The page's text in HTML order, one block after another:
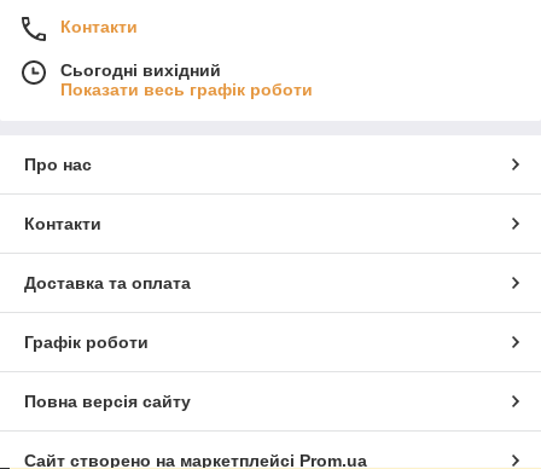
Контакти
Сьогодні вихідний
Показати весь графік роботи
Про нас
Контакти
Доставка та оплата
Графік роботи
Повна версія сайту
Сайт створено на маркетплейсі Prom.ua